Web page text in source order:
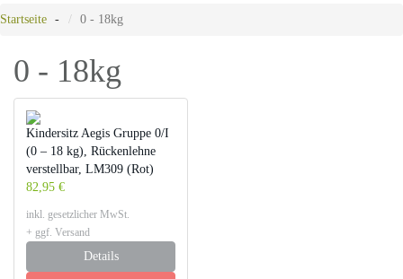
Startseite 0 - 18kg
0 - 18kg
Kindersitz Aegis Gruppe 0/I
(0 – 18 kg), Rückenlehne
verstellbar, LM309 (Rot)
82,95 €
inkl. gesetzlicher MwSt.
+ ggf. Versand
Details